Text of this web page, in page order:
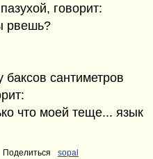
говорит:
рвешь?
баксов сантиметров
что моей теще... язык
Поделиться sopal